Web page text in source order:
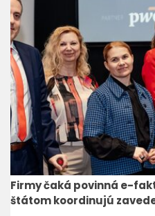
Firmy čaká povinná e-
štátom koordinujú